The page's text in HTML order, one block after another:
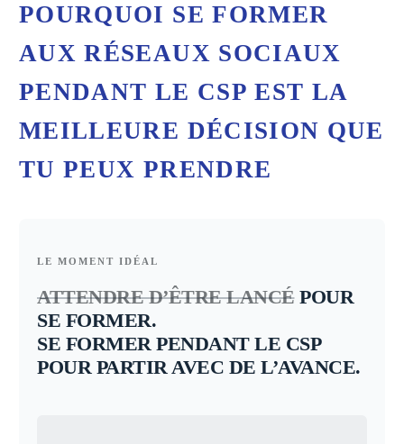
POURQUOI SE FORMER
AUX RÉSEAUX SOCIAUX
PENDANT LE CSP EST LA
MEILLEURE DÉCISION QUE
TU PEUX PRENDRE
LE MOMENT IDÉAL
ATTENDRE D’ÊTRE LANCÉPOUR
SE FORMER.
SE FORMER PENDANT LE CSP
POUR PARTIR AVEC DE L’AVANCE.